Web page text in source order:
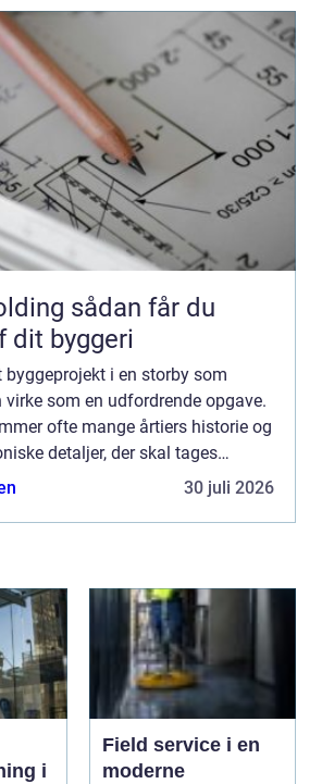
får du
dit byggeri
byggeprojekt i en storby som
virke som en udfordrende opgave.
ofte mange årtiers historie og
detaljer, der skal tages
Køb...
30 juli 2026
i
Field service i en
moderne